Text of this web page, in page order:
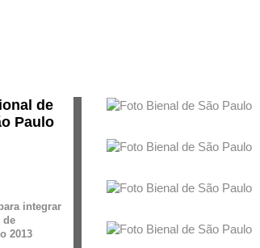
de
Paulo
integrar
de
2013